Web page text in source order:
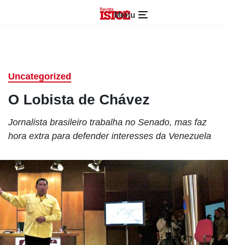
Menu
Uncategorized
O Lobista de Chávez
Jornalista brasileiro trabalha no Senado, mas faz
hora extra para defender interesses da Venezuela